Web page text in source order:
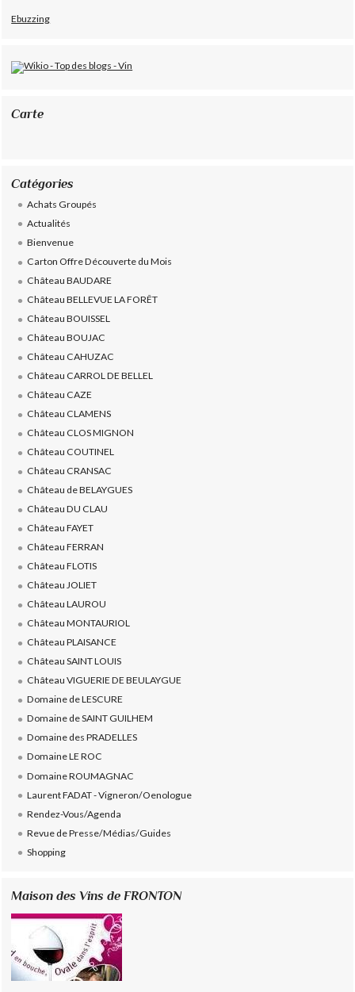
Ebuzzing
Carte
Catégories
Achats Groupés
Actualités
Bienvenue
Carton Offre Découverte du Mois
Château BAUDARE
Château BELLEVUE LA FORÊT
Château BOUISSEL
Château BOUJAC
Château CAHUZAC
Château CARROL DE BELLEL
Château CAZE
Château CLAMENS
Château CLOS MIGNON
Château COUTINEL
Château CRANSAC
Château de BELAYGUES
Château DU CLAU
Château FAYET
Château FERRAN
Château FLOTIS
Château JOLIET
Château LAUROU
Château MONTAURIOL
Château PLAISANCE
Château SAINT LOUIS
Château VIGUERIE DE BEULAYGUE
Domaine de LESCURE
Domaine de SAINT GUILHEM
Domaine des PRADELLES
Domaine LE ROC
Domaine ROUMAGNAC
Laurent FADAT - Vigneron/Oenologue
Rendez-Vous/Agenda
Revue de Presse/Médias/Guides
Shopping
Maison des Vins de FRONTON